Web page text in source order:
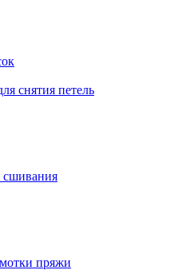
снятия петель
сшивания
пряжи